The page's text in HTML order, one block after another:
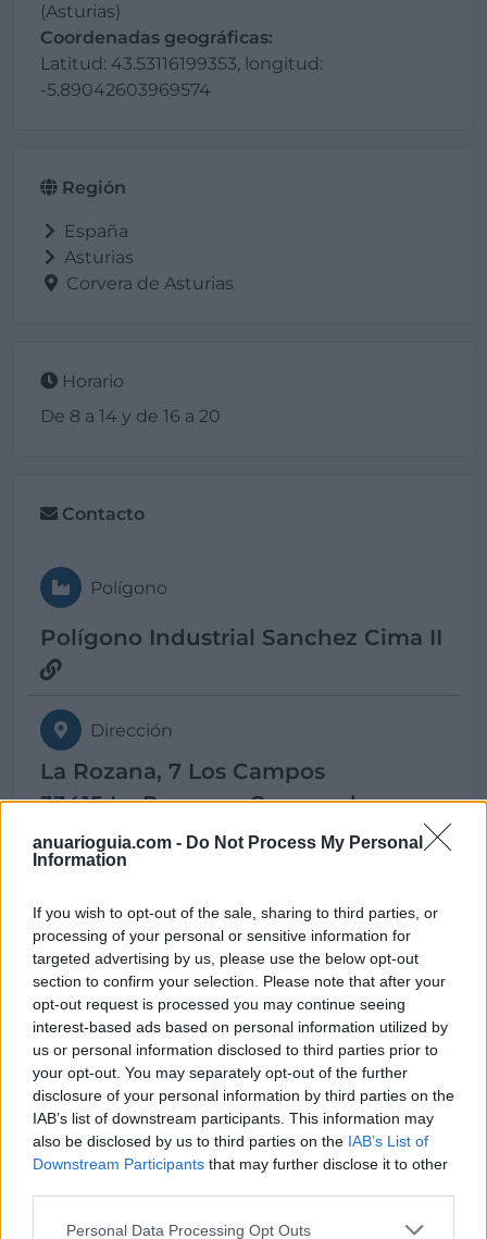
anuarioguia.com - Do Not Process My Personal
Information
If you wish to opt-out of the sale, sharing to third parties, or
processing of your personal or sensitive information for
targeted advertising by us, please use the below opt-out
section to confirm your selection. Please note that after your
opt-out request is processed you may continue seeing
interest-based ads based on personal information utilized by
us or personal information disclosed to third parties prior to
your opt-out. You may separately opt-out of the further
disclosure of your personal information by third parties on the
IAB’s list of downstream participants. This information may
also be disclosed by us to third parties on the IAB’s List of
Downstream Participants that may further disclose it to other
Personal Data Processing Opt Outs
(Asturias)
Coordenadas geográficas:
Latitud: 43.53116199353, longitud:
-5.89042603969574
Región
España
Asturias
Corvera de Asturias
Horario
De 8 a 14 y de 16 a 20
Contacto
Polígono
Polígono Industrial Sanchez Cima II
Dirección
La Rozana, 7 Los Campos
33415 La Rozona - Corvera de
Asturias (Asturias)
985 576753 - 629 834283
Fax
985 576753
Datos
Gerente:
Emilio E. González